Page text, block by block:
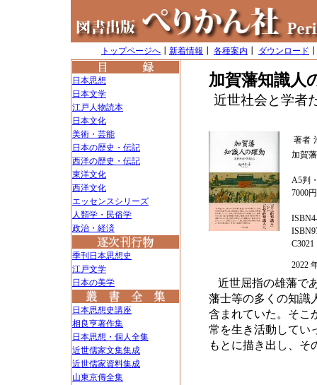
トップページへ 新着情報 各種案内 ダウンロード
日本思想
日本文学
江戸人物読本
日本文化
美術・芸能
日本の歴史・伝記
西洋の歴史・伝記
東洋文化
西洋文化
エッセンスシリーズ
人類学・民俗学
政治・経済
季刊日本思想史
江戸文学
日本の美学
日本思想史講座
相良亨著作集
日本思想・個人全集
近世儒家文集集成
近世儒家資料集成
山東京傳全集
加賀藩知識人
近世社会と学者
著者
加賀
A5判
7000
C3021
2022
近世屈指の雄藩で
藩士等の多くの知識
含まれていた。そこ
常を生き活動してい
もとに描き出し、そ